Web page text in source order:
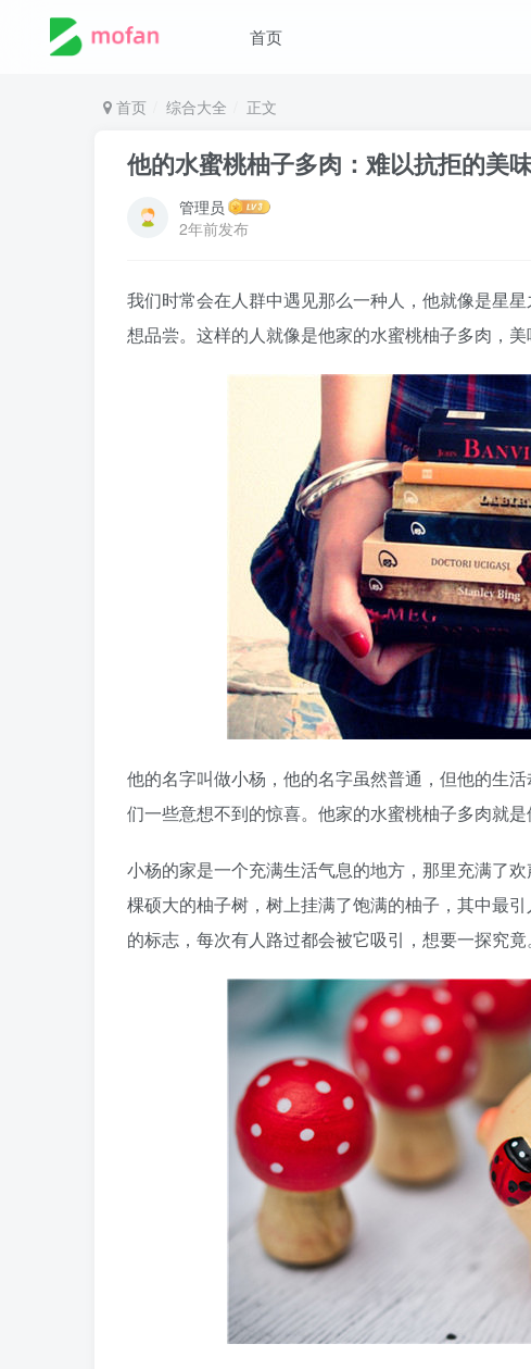
首页
首页 综合大全 正文
他的水蜜桃柚子多肉：难以抗拒的美
管理员
2年前发布
我们时常会在人群中遇见那么一种人，他就像是星
想品尝。这样的人就像是他家的水蜜桃柚子多肉，美
他的名字叫做小杨，他的名字虽然普通，但他的生
们一些意想不到的惊喜。他家的水蜜桃柚子多肉就
小杨的家是一个充满生活气息的地方，那里充满了
棵硕大的柚子树，树上挂满了饱满的柚子，其中最
的标志，每次有人路过都会被它吸引，想要一探究竟。